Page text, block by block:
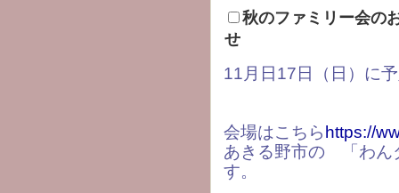
秋のファミリー会の
せ
11月日17日（日）に
会場はこちら https://
あきる野市の 「わん
す。